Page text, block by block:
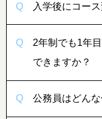
入学後にコー
2年制でも1年
できますか？
公務員はどん